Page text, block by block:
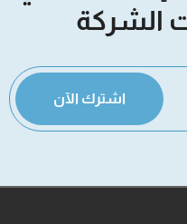
الشركة
اشترك الآن